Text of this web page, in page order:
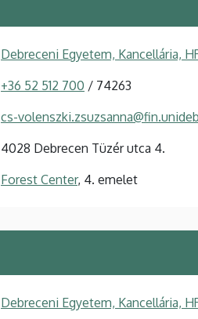
Debreceni Egyetem, Kancellária,
+36 52 512 700 / 74263
cs-
4028 Debrecen Tüzér utca 4.
Forest Center, 4. emelet
Debreceni Egyetem, Kancellária,